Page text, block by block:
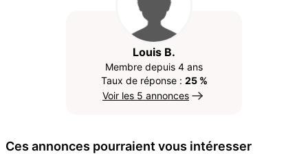
Louis B.
Membre depuis 4 ans
Taux de réponse : 25 %
Voir les 5 annonces
Ces annonces pourraient vous intéresser